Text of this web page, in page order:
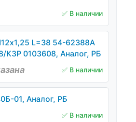
✅ В наличии
L=38 54-62388А
КЗР 0103608, Аналог, РБ
✅ В наличии
01, Аналог, РБ
✅ В наличии